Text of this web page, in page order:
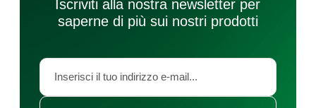
Iscriviti alla nostra newsletter per
saperne di più sui nostri prodotti